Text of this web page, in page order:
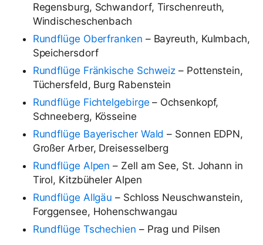
Regensburg, Schwandorf, Tirschenreuth,
Windischeschenbach
Rundflüge Oberfranken – Bayreuth, Kulmbach,
Speichersdorf
Rundflüge Fränkische Schweiz – Pottenstein,
Tüchersfeld, Burg Rabenstein
Rundflüge Fichtelgebirge – Ochsenkopf,
Schneeberg, Kösseine
Rundflüge Bayerischer Wald – Sonnen EDPN,
Großer Arber, Dreisesselberg
Rundflüge Alpen – Zell am See, St. Johann in
Tirol, Kitzbüheler Alpen
Rundflüge Allgäu – Schloss Neuschwanstein,
Forggensee, Hohenschwangau
Rundflüge Tschechien – Prag und Pilsen